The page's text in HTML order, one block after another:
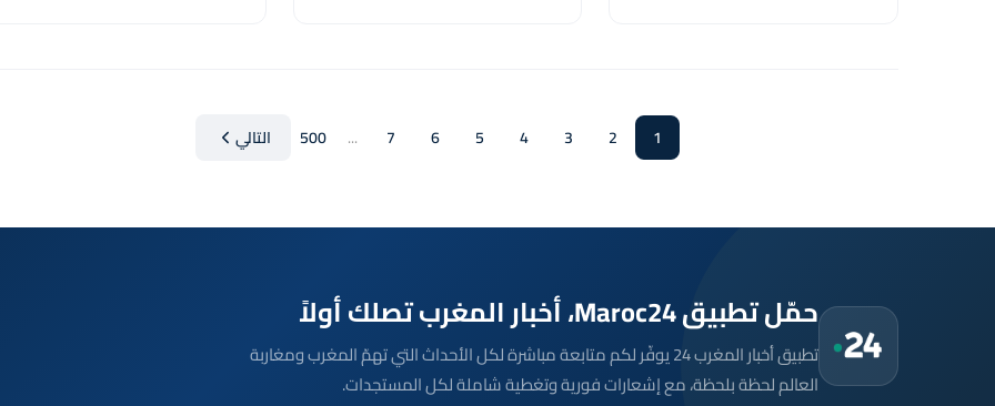
1
2
3
4
5
6
7
...
500 التالي
حمّل تطبيق Maroc24، أخبار المغرب تصلك أولاً
تطبيق أخبار المغرب 24 يوفّر لكم متابعة مباشرة لكل الأحداث التي تهمّ المغرب ومغاربة
العالم لحظة بلحظة، مع إشعارات فورية وتغطية شاملة لكل المستجدات.